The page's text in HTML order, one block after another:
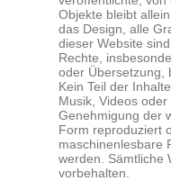
Objekte bleibt
das Design, alle
dieser Website
Rechte,
oder Übersetzung,
Kein Teil der
Musik, Videos
Genehmigung der
Form reproduziert
maschinenlesbare
werden. Sämtliche
vorbehalten.